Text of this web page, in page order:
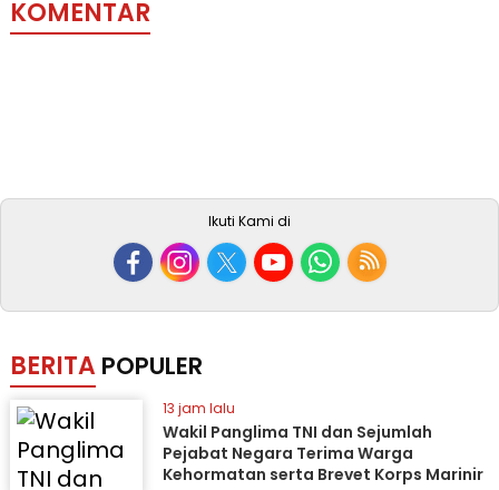
KOMENTAR
Ikuti Kami di
BERITA POPULER
13 jam lalu
Wakil Panglima TNI dan Sejumlah
Pejabat Negara Terima Warga
Kehormatan serta Brevet Korps Marinir